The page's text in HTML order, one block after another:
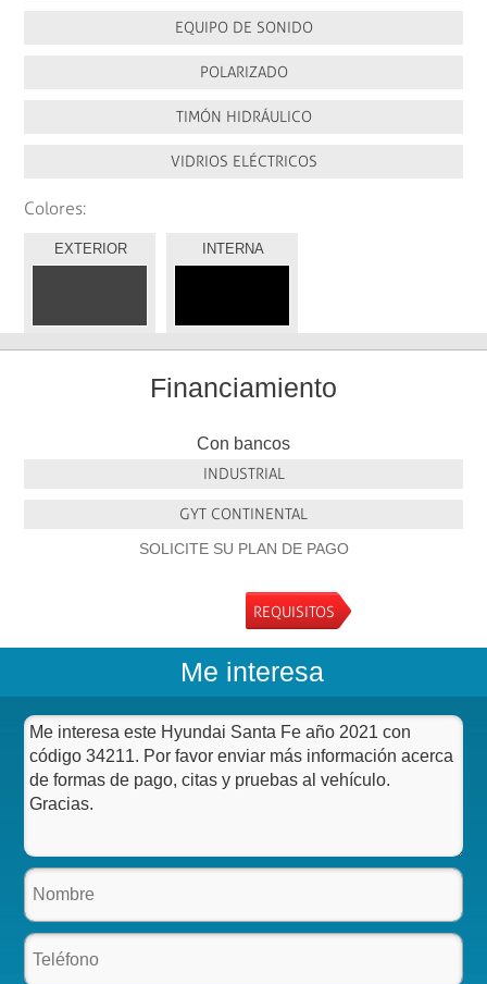
EQUIPO DE SONIDO
POLARIZADO
TIMÓN HIDRÁULICO
VIDRIOS ELÉCTRICOS
Colores:
EXTERIOR INTERNA
Financiamiento
Con bancos
INDUSTRIAL
GYT CONTINENTAL
SOLICITE SU PLAN DE PAGO
REQUISITOS
Me interesa